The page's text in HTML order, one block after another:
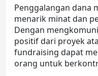
Penggalangan dana
menarik minat dan
Dengan
positif dari proyek
fundraising dapat
orang untuk